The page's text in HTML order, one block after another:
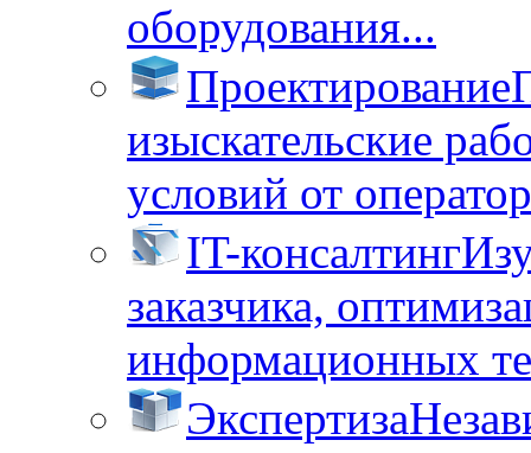
оборудования...
Проектирование
изыскательские
условий от
IT-консалтинг
заказчика,
информационных
Экспертиза